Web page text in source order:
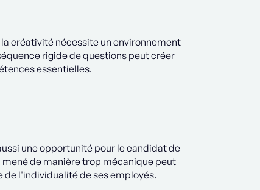
créativité nécessite un environnement
rigide de questions peut créer
essentielles.
une opportunité pour le candidat de
de manière trop mécanique peut
l'individualité de ses employés.